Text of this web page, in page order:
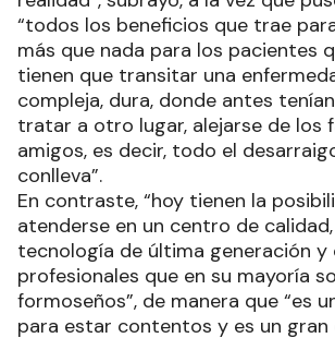
“todos los beneficios que trae
más que nada para los pacientes
tienen que transitar una
compleja, dura, donde antes
tratar a otro lugar, alejarse de los
amigos, es decir, todo el
conlleva”.
En contraste, “hoy tienen la
atenderse en un centro de
tecnología de última generación y
profesionales que en su mayoría
formoseños”, de manera que “es
para estar contentos y es un gran